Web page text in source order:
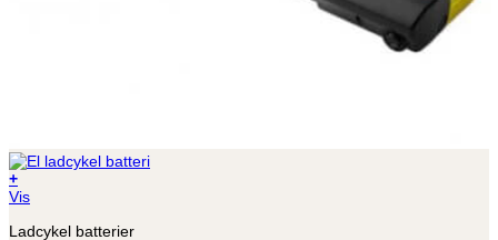
+
Vis
Ladcykel batterier